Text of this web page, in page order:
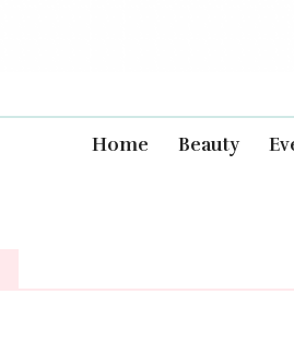
Home Beauty